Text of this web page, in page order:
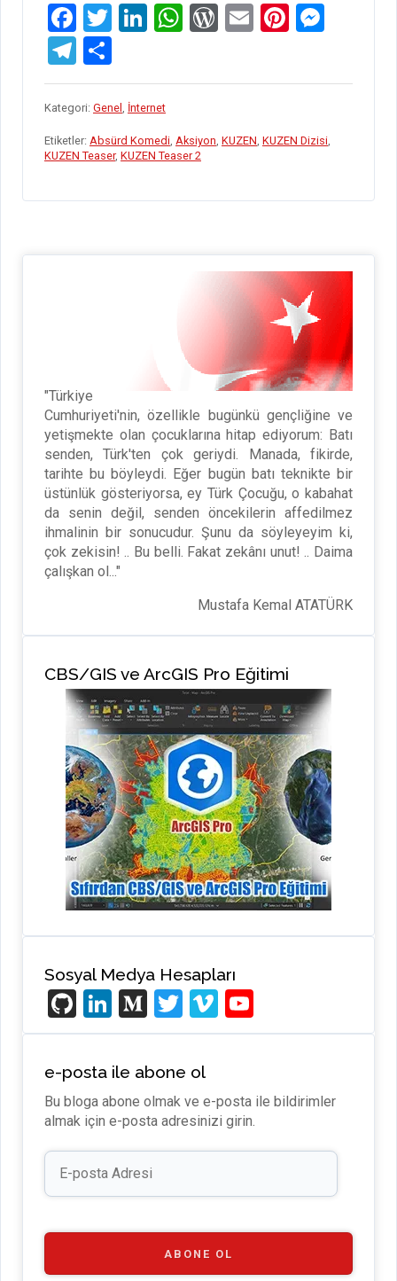
F
a
ce
b
o
o
T
tt
er
Li
ke
dI
n
W
at
A
p
W
d
es
E
ail
Pi
er
t
se
g
T
el
e
gr
a
m
h
ar
e
Kategori: Genel , İnternet
Etiketler: Absürd Komedi, Aksiyon, KUZEN, KUZEN Dizisi,
KUZEN Teaser, KUZEN Teaser 2
"Türkiye
Cumhuriyeti'nin, özellikle bugünkü gençliğine ve
yetişmekte olan çocuklarına hitap ediyorum: Batı
senden, Türk'ten çok geriydi. Manada, fikirde,
tarihte bu böyleydi. Eğer bugün batı teknikte bir
üstünlük gösteriyorsa, ey Türk Çocuğu, o kabahat
da senin değil, senden öncekilerin affedilmez
ihmalinin bir sonucudur. Şunu da söyleyeyim ki,
çok zekisin! .. Bu belli. Fakat zekânı unut! .. Daima
çalışkan ol..."
Mustafa Kemal ATATÜRK
CBS/GIS ve ArcGIS Pro Eğitimi
Sosyal Medya Hesapları
Gi
t
H
u
b
Li
n
ke
dI
n
M
e
di
u
m
T
wi
tt
er
Vi
m o
T
u
b
C
h
e-posta ile abone ol
Bu bloga abone olmak ve e-posta ile bildirimler
almak için e-posta adresinizi girin.
E-
posta
ABONE OL